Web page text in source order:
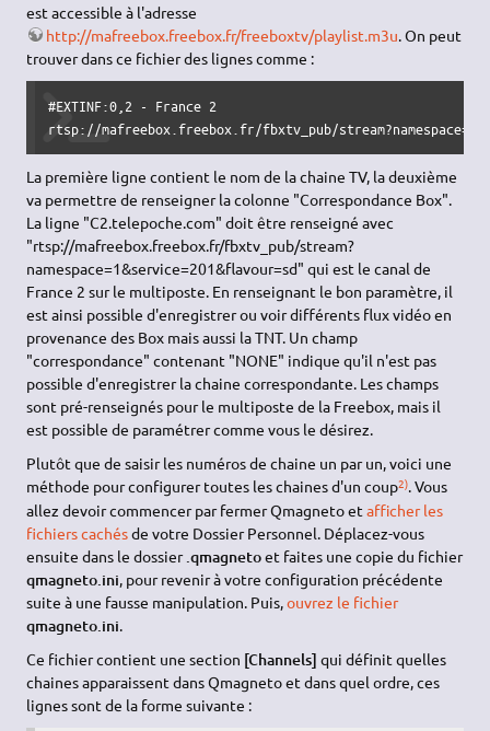
est accessible à l'adresse
http://mafreebox.freebox.fr/freeboxtv/playlist.m3u. On peut
trouver dans ce fichier des lignes comme :
#EXTINF:0,2 - France 2
rtsp://mafreebox.freebox.fr/fbxtv_pub/
La première ligne contient le nom de la chaine TV, la deuxième
va permettre de renseigner la colonne "Correspondance Box".
La ligne "C2.telepoche.com" doit être renseigné avec
"rtsp://mafreebox.freebox.fr/fbxtv_pub/stream?
namespace=1&service=201&flavour=sd" qui est le canal de
France 2 sur le multiposte. En renseignant le bon paramètre, il
est ainsi possible d'enregistrer ou voir différents flux vidéo en
provenance des Box mais aussi la TNT. Un champ
"correspondance" contenant "NONE" indique qu'il n'est pas
possible d'enregistrer la chaine correspondante. Les champs
sont pré-renseignés pour le multiposte de la Freebox, mais il
est possible de paramétrer comme vous le désirez.
Plutôt que de saisir les numéros de chaine un par un, voici une
méthode pour configurer toutes les chaines d'un coup2). Vous
allez devoir commencer par fermer Qmagneto etafficher les
fichiers cachésde votre Dossier Personnel. Déplacez-vous
ensuite dans le dossier.qmagnetoet faites une copie du fichier
qmagneto.ini, pour revenir à votre configuration précédente
suite à une fausse manipulation. Puis,ouvrez le fichier
qmagneto.ini.
Ce fichier contient une section [Channels] qui définit quelles
chaines apparaissent dans Qmagneto et dans quel ordre, ces
lignes sont de la forme suivante :